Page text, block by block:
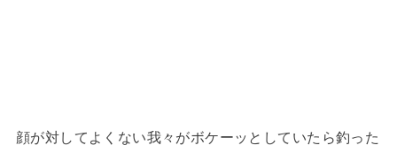
顔が対してよくない我々がボケーッとしていたら釣った